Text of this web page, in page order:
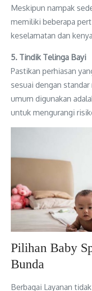
Meskipun nampak
memiliki beberapa
keselamatan dan
5. Tindik Telinga Bayi
Pastikan perhiasan
sesuai dengan
umum digunakan
untuk mengurangi
Pilihan Baby
Bunda
Berbagai Layanan